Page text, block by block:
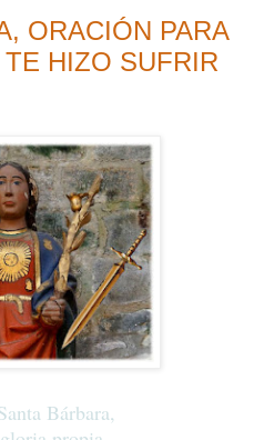
ORACIÓN PARA
HIZO SUFRIR
Bárbara,